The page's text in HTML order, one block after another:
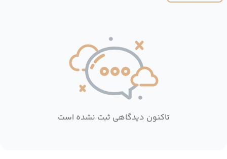
تاکنون دیدگاهی ثبت نشده است